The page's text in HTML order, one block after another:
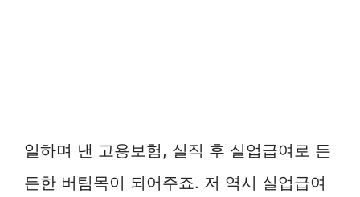
일하며 낸 고용보험, 실직 후 실업급여로 든
든한 버팀목이 되어주죠. 저 역시 실업급여